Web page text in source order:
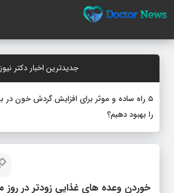
جدیدترین اخبار دکتر نیوز
۵ راه ساده و موثر برای افزایش گردش خون
را بهبود دهیم؟
خوردن وعده های غذایی زودتر در